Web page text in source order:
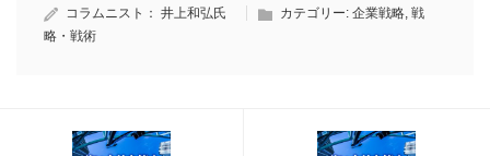
コラムニスト： 井上和弘氏 カテゴリー: 企業戦略, 戦
略・戦術